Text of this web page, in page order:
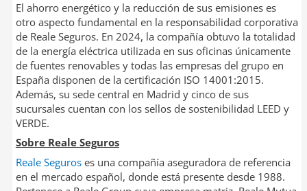
El ahorro energético y la reducción de sus emisiones es
otro aspecto fundamental en la responsabilidad corporativa
de Reale Seguros. En 2024, la compañía obtuvo la totalidad
de la energía eléctrica utilizada en sus oficinas únicamente
de fuentes renovables y todas las empresas del grupo en
España disponen de la certificación ISO 14001:2015.
Además, su sede central en Madrid y cinco de sus
sucursales cuentan con los sellos de sostenibilidad LEED y
VERDE.
Sobre Reale Seguros
Reale Seguroses una compañía aseguradora de referencia
en el mercado español, donde está presente desde 1988.